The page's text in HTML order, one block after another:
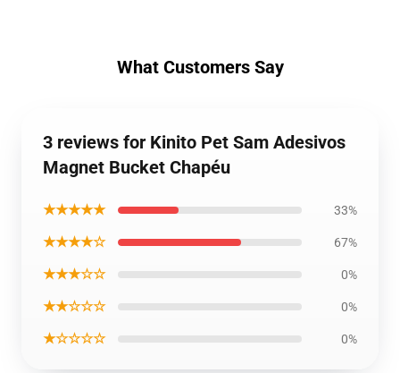
What Customers Say
3 reviews for Kinito Pet Sam Adesivos
Magnet Bucket Chapéu
★★★★★ 33%
★★★★☆ 67%
★★★☆☆ 0%
★★☆☆☆ 0%
★☆☆☆☆ 0%